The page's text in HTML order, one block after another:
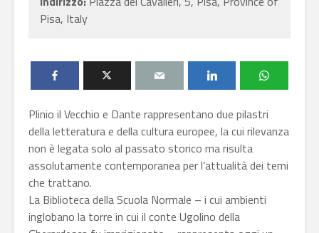
Pisa, Italy
Plinio il Vecchio e Dante rappresentano due pilastri
della letteratura e della cultura europee, la cui rilevanza
non è legata solo al passato storico ma risulta
assolutamente contemporanea per l’attualità dei temi
che trattano.
La Biblioteca della Scuola Normale – i cui ambienti
inglobano la torre in cui il conte Ugolino della